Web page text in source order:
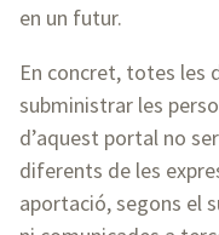
en un futur.
En concret, totes les
subministrar les
d’aquest portal no
diferents de les
aportació, segons el